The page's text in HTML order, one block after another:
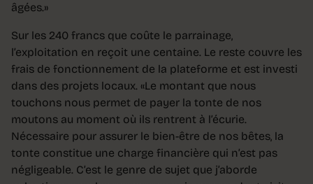
âgées.»
Sur les 240 francs que coûte le parrainage,
l’exploitation en reçoit une centaine. Le reste couvre les
frais de fonctionnement de la plateforme et est investi
dans des projets locaux. «Le montant que nous
touchons nous permet de payer la tonte de nos
moutons au moment où ils rentrent à l’écurie.
Nécessaire pour assurer le bien-être de nos bêtes, la
tonte constitue une charge financière qui n’est pas
négligeable. C’est le genre de sujet que j’aborde